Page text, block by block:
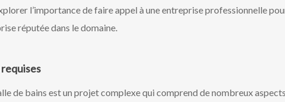
l’importance de faire appel à une entreprise professionnelle
réputée dans le domaine.
de bains est un projet complexe qui comprend de nombreux